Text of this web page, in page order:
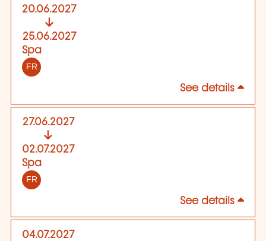
20.06.2027
25.06.2027
Spa
FR
See details
27.06.2027
02.07.2027
Spa
FR
See details
04.07.2027